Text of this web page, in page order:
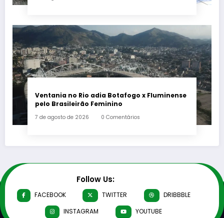
Ventania no Rio adia Botafogo x Fluminense
pelo Brasileirão Feminino
7 de agosto de 2026 0 Comentários
Follow Us:
FACEBOOK TWITTER
DRIBBBLE
INSTAGRAM
YOUTUBE